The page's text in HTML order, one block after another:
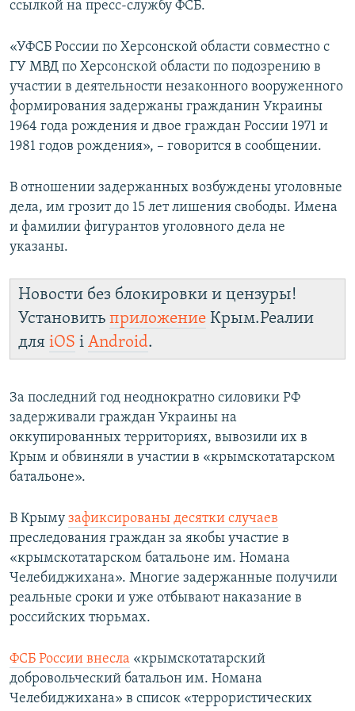
ПОБЕДИТЕЛЕЙ НЕ СУДЯТ?
КРЫМ.НЕПОКОРЕННЫЙ
ELIFBE
УКРАИНСКАЯ ПРОБЛЕМА КРЫМА
ПРИСОЕДИНЯЙТЕСЬ!
Все сайты RFE/RL
ссылкой на пресс-службу ФСБ.
«УФСБ России по Херсонской области совместно с
ГУ МВД по Херсонской области по подозрению в
участии в деятельности незаконного вооруженного
формирования задержаны гражданин Украины
1964 года рождения и двое граждан России 1971 и
1981 годов рождения», – говорится в сообщении.
В отношении задержанных возбуждены уголовные
дела, им грозит до 15 лет лишения свободы. Имена
и фамилии фигурантов уголовного дела не
указаны.
Новости без блокировки и цензуры!
Установить приложение Крым.Реалии
для iOS і Android.
За последний год неоднократно силовики РФ
задерживали граждан Украины на
оккупированных территориях, вывозили их в
Крым и обвиняли в участии в «крымскотатарском
батальоне».
В Крыму зафиксированы десятки случаев
преследования граждан за якобы участие в
«крымскотатарском батальоне им. Номана
Челебиджихана». Многие задержанные получили
реальные сроки и уже отбывают наказание в
российских тюрьмах.
ФСБ России внесла «крымскотатарский
добровольческий батальон им. Номана
Челебиджихана» в список «террористических